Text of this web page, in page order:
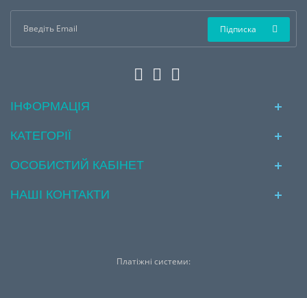
Підписка
ІНФОРМАЦІЯ
КАТЕГОРІЇ
ОСОБИСТИЙ КАБІНЕТ
НАШІ КОНТАКТИ
Платіжні системи: